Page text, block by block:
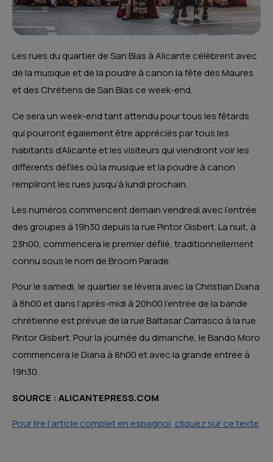
Les rues du quartier de San Blas à Alicante célèbrent avec
de la musique et de la poudre à canon la fête des Maures
et des Chrétiens de San Blas ce week-end.
Ce sera un week-end tant attendu pour tous les fêtards
qui pourront également être appréciés par tous les
habitants d’Alicante et les visiteurs qui viendront voir les
différents défilés où la musique et la poudre à canon
rempliront les rues jusqu’à lundi prochain.
Les numéros commencent demain vendredi avec l’entrée
des groupes à 19h30 depuis la rue Pintor Gisbert. La nuit, à
23h00, commencera le premier défilé, traditionnellement
connu sous le nom de Broom Parade.
Pour le samedi, le quartier se lèvera avec la Christian Diana
à 8h00 et dans l’après-midi à 20h00 l’entrée de la bande
chrétienne est prévue de la rue Baltasar Carrasco à la rue
Pintor Gisbert. Pour la journée du dimanche, le Bando Moro
commencera le Diana à 8h00 et avec la grande entrée à
19h30.
SOURCE : ALICANTEPRESS.COM
Pour lire l’article complet en espagnol, cliquez sur ce texte